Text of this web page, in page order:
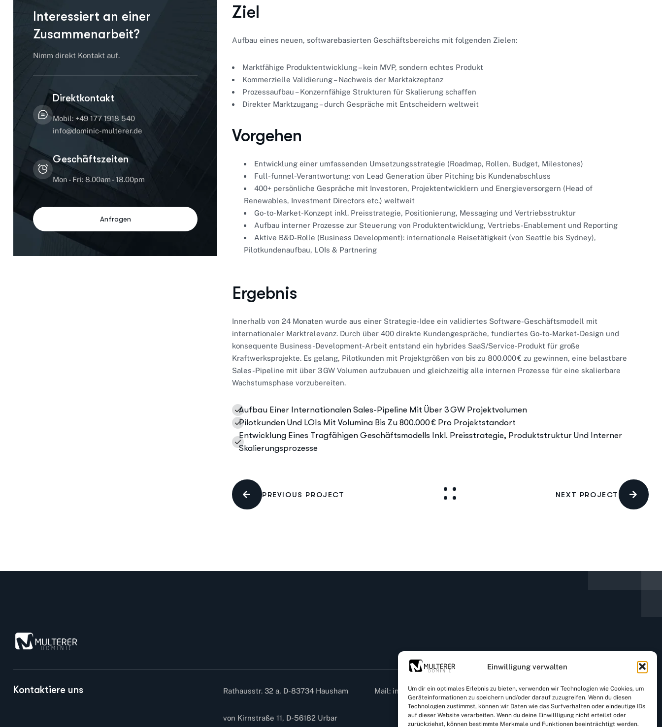
Einwilligung verwalten
Um dir ein optimales Erlebnis zu bieten, verwenden wir Technologien wie Cookies, um
Geräteinformationen zu speichern und/oder darauf zuzugreifen. Wenn du diesen
Technologien zustimmst, können wir Daten wie das Surfverhalten oder eindeutige IDs
auf dieser Website verarbeiten. Wenn du deine Einwillligung nicht erteilst oder
zurückziehst, können bestimmte Merkmale und Funktionen beeinträchtigt werden.
Interessiert an einer
Zusammenarbeit?
Nimm direkt Kontakt auf.
Direktkontakt
Mobil: +49 177 1918 540
info@dominic-multerer.de
Geschäftszeiten
Mon - Fri: 8.00am - 18.00pm
Ziel
Aufbau eines neuen, softwarebasierten Geschäftsbereichs mit folgenden Zielen:
Marktfähige Produktentwicklung– kein MVP, sondern echtes Produkt
Kommerzielle Validierung– Nachweis der Marktakzeptanz
Prozessaufbau – Konzernfähige Strukturen für Skalierung schaffen
Direkter Marktzugang– durch Gespräche mit Entscheidern weltweit
Vorgehen
Entwicklung einer umfassenden Umsetzungsstrategie (Roadmap, Rollen, Budget, Milestones)
Full-funnel-Verantwortung: von Lead Generation über Pitching bis Kundenabschluss
400+ persönliche Gespräche mit Investoren, Projektentwicklern und Energieversorgern (Head of
Renewables, Investment Directors etc.) weltweit
Go-to-Market-Konzept inkl. Preisstrategie, Positionierung, Messaging und Vertriebsstruktur
Aufbau interner Prozesse zur Steuerung von Produktentwicklung, Vertriebs-Enablement und Reporting
Aktive B&D-Rolle (Business Development): internationale Reisetätigkeit (von Seattle bis Sydney),
Pilotkundenaufbau, LOIs & Partnering
Ergebnis
Innerhalb von 24 Monaten wurde aus einer Strategie-Idee ein validiertes Software-Geschäftsmodell mit
internationaler Marktrelevanz. Durch über 400 direkte Kundengespräche, fundiertes Go-to-Market-Design und
konsequente Business-Development-Arbeit entstand ein hybrides SaaS/Service-Produkt für große
Kraftwerksprojekte. Es gelang, Pilotkunden mit Projektgrößen von bis zu 800.000 € zu gewinnen, eine belastbare
Sales-Pipeline mit über 3 GW Volumen aufzubauen und gleichzeitig alle internen Prozesse für eine skalierbare
Wachstumsphase vorzubereiten.
Aufbau Einer Internationalen Sales-Pipeline Mit Über 3 GW Projektvolumen
Pilotkunden Und LOIs Mit Volumina Bis Zu 800.000 € Pro Projektstandort
Entwicklung Eines Tragfähigen Geschäftsmodells Inkl. Preisstrategie, Produktstruktur Und Interner
Skalierungsprozesse
PREVIOUS PROJECT NEXT PROJECT
Kontaktiere uns Rathausstr. 32 a, D-83734 Hausham
von Kirnstraße 11, D-56182 Urbar
Mail: info@dominic-multerer.de